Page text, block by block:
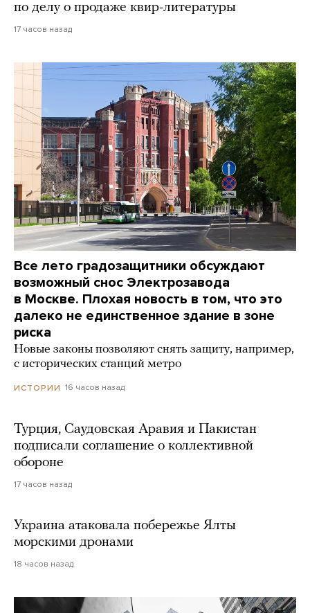
по делу о продаже квир-литературы
17 часов назад
Все лето градозащитники обсуждают
возможный снос Электрозавода
в Москве. Плохая новость в том, что это
далеко не единственное здание в зоне
риска
Новые законы позволяют снять защиту, например,
с исторических станций метро
ИСТОРИИ 16 часов назад
Турция, Саудовская Аравия и Пакистан
подписали соглашение о коллективной
обороне
17 часов назад
Украина атаковала побережье Ялты
морскими дронами
18 часов назад